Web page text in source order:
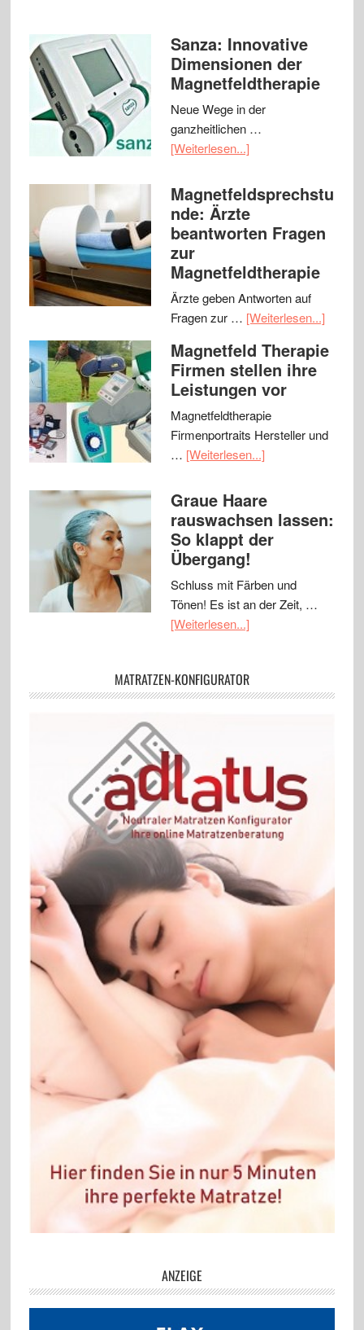
Sanza: Innovative
Dimensionen der
Magnetfeldtherapie
Neue Wege in der
ganzheitlichen …
[Weiterlesen...]
Magnetfeldsprechstu
nde: Ärzte
beantworten Fragen
zur
Magnetfeldtherapie
Ärzte geben Antworten auf
Fragen zur … [Weiterlesen...]
Magnetfeld Therapie
Firmen stellen ihre
Leistungen vor
Magnetfeldtherapie
Firmenportraits Hersteller und
… [Weiterlesen...]
Graue Haare
rauswachsen lassen:
So klappt der
Übergang!
Schluss mit Färben und
Tönen! Es ist an der Zeit, …
[Weiterlesen...]
MATRATZEN-KONFIGURATOR
ANZEIGE